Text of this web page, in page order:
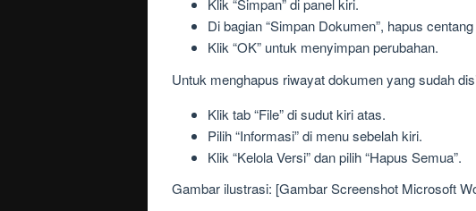
Klik “Simpan” di panel kiri.
Di bagian “Simpan Dokumen”, hapus
Klik “OK” untuk menyimpan perubahan.
Untuk menghapus riwayat dokumen yang sudah
Klik tab “File” di sudut kiri atas.
Pilih “Informasi” di menu sebelah kiri.
Klik “Kelola Versi” dan pilih “Hapus Semua”.
Gambar ilustrasi: [Gambar Screenshot Microsoft